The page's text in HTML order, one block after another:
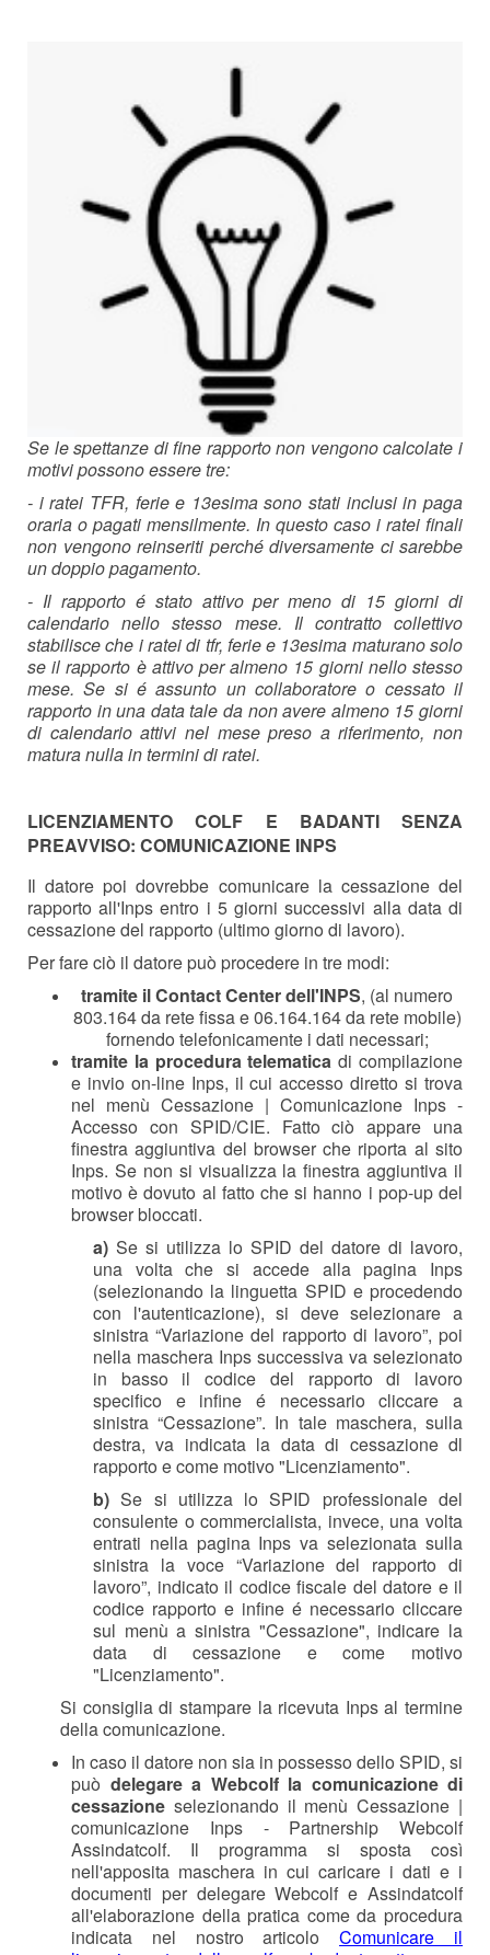
Se le spettanze di fine rapporto non vengono calcolate i
motivi possono essere tre:
- i ratei TFR, ferie e 13esima sono stati inclusi in paga
oraria o pagati mensilmente. In questo caso i ratei finali
non vengono reinseriti perché diversamente ci sarebbe
un doppio pagamento.
- Il rapporto é stato attivo per meno di 15 giorni di
calendario nello stesso mese. Il contratto collettivo
stabilisce che i ratei di tfr, ferie e 13esima maturano solo
se il rapporto è attivo per almeno 15 giorni nello stesso
mese. Se si é assunto un collaboratore o cessato il
rapporto in una data tale da non avere almeno 15 giorni
di calendario attivi nel mese preso a riferimento, non
matura nulla in termini di ratei.
LICENZIAMENTO COLF E BADANTI SENZA
PREAVVISO: COMUNICAZIONE INPS
Il datore poi dovrebbe comunicare la cessazione del
rapporto all'Inps entro i 5 giorni successivi alla data di
cessazione del rapporto (ultimo giorno di lavoro).
Per fare ciò il datore può procedere in tre modi:
tramite il Contact Center dell'INPS, (al numero
803.164 da rete fissa e 06.164.164 da rete mobile)
fornendo telefonicamente i dati necessari;
tramite la procedura telematica di compilazione
e invio on-line Inps, il cui accesso diretto si trova
nel menù Cessazione | Comunicazione Inps -
Accesso con SPID/CIE. Fatto ciò appare una
finestra aggiuntiva del browser che riporta al sito
Inps. Se non si visualizza la finestra aggiuntiva il
motivo è dovuto al fatto che si hanno i pop-up del
browser bloccati.
a) Se si utilizza lo SPID del datore di lavoro,
una volta che si accede alla pagina Inps
(selezionando la linguetta SPID e procedendo
con l'autenticazione), si deve selezionare a
sinistra “Variazione del rapporto di lavoro”, poi
nella maschera Inps successiva va selezionato
in basso il codice del rapporto di lavoro
specifico e infine é necessario cliccare a
sinistra “Cessazione”. In tale maschera, sulla
destra, va indicata la data di cessazione dl
rapporto e come motivo "Licenziamento".
b) Se si utilizza lo SPID professionale del
consulente o commercialista, invece, una volta
entrati nella pagina Inps va selezionata sulla
sinistra la voce “Variazione del rapporto di
lavoro”, indicato il codice fiscale del datore e il
codice rapporto e infine é necessario cliccare
sul menù a sinistra "Cessazione", indicare la
data di cessazione e come motivo
"Licenziamento".
Si consiglia di stampare la ricevuta Inps al termine
della comunicazione.
In caso il datore non sia in possesso dello SPID, si
può delegare a Webcolf la comunicazione di
cessazione selezionando il menù Cessazione |
comunicazione Inps - Partnership Webcolf
Assindatcolf. Il programma si sposta così
nell'apposita maschera in cui caricare i dati e i
documenti per delegare Webcolf e Assindatcolf
all'elaborazione della pratica come da procedura
indicata nel nostro articoloComunicare il